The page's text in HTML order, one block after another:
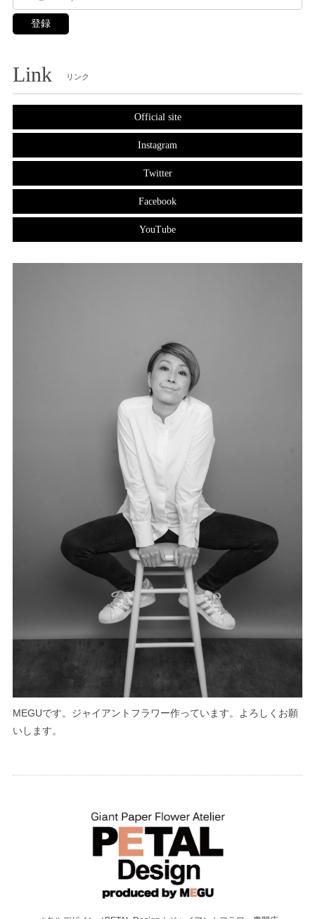
登録
Link リンク
Official site
Instagram
Twitter
Facebook
YouTube
MEGUです。ジャイアントフラワー作っています。よろしくお願
いします。